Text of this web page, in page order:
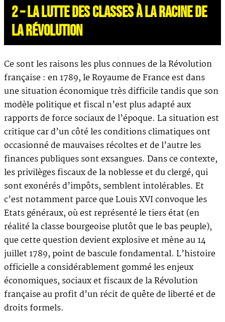
2 – LA LUTTE DES CLASSES À LA RACINE DE
LA RÉVOLUTION
Ce sont les raisons les plus connues de la Révolution
française : en 1789, le Royaume de France est dans
une situation économique très difficile tandis que son
modèle politique et fiscal n’est plus adapté aux
rapports de force sociaux de l’époque. La situation est
critique car d’un côté les conditions climatiques ont
occasionné de mauvaises récoltes et de l’autre les
finances publiques sont exsangues. Dans ce contexte,
les privilèges fiscaux de la noblesse et du clergé, qui
sont exonérés d’impôts, semblent intolérables. Et
c’est notamment parce que Louis XVI convoque les
Etats généraux, où est représenté le tiers état (en
réalité la classe bourgeoise plutôt que le bas peuple),
que cette question devient explosive et mène au 14
juillet 1789, point de bascule fondamental. L’histoire
officielle a considérablement gommé les enjeux
économiques, sociaux et fiscaux de la Révolution
française au profit d’un récit de quête de liberté et de
droits formels.